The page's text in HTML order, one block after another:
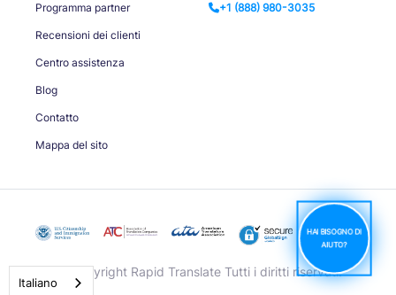
HAI BISOGNO DI
AIUTO?
Programma partner
Recensioni dei clienti
Centro assistenza
Blog
Contatto
Mappa del sito
+1 (888) 980-3035
© Copyright Rapid Translate Tutti i diritti riservati.
Italiano